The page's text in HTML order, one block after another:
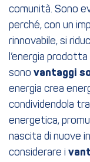
comunità. Sono
perché, con un
rinnovabile, si
l’energia
sono vantaggi
energia crea
condividendola
energetica,
nascita di nuove
considerare i